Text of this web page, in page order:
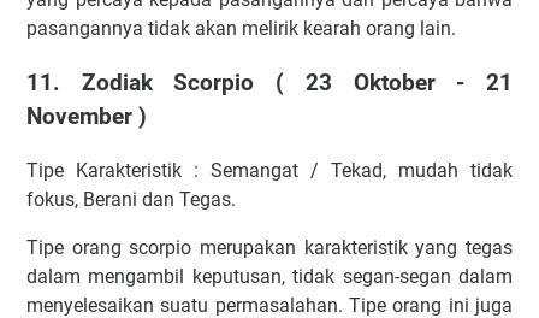
pasangannya tidak akan melirik kearah orang lain.
11. Zodiak Scorpio ( 23 Oktober - 21
November )
Tipe Karakteristik : Semangat / Tekad, mudah tidak
fokus, Berani dan Tegas.
Tipe orang scorpio merupakan karakteristik yang tegas
dalam mengambil keputusan, tidak segan-segan dalam
menyelesaikan suatu permasalahan. Tipe orang ini juga